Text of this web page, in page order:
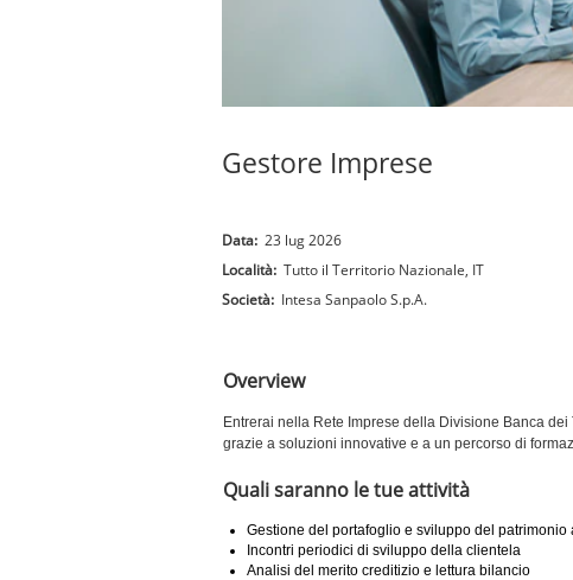
Gestore Imprese
Data: 23 lug 2026
Località: Tutto il Territorio Nazionale, IT
Società: Intesa Sanpaolo S.p.A.
Overview
Entrerai nella Rete Imprese della Divisione Banca
grazie a soluzioni innovative e a un percorso di
Quali saranno le tue attività
Gestione del portafoglio e sviluppo del patrimonio
Incontri periodici di sviluppo della clientela
Analisi del merito creditizio e lettura bilancio